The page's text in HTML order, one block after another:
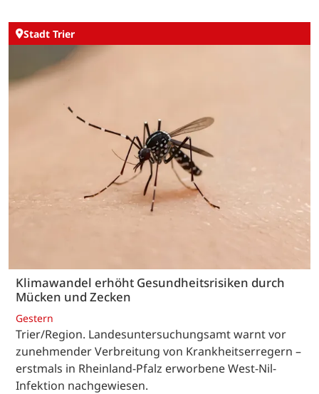
Stadt Trier
Klimawandel erhöht Gesundheitsrisiken durch
Mücken und Zecken
Gestern
Trier/Region. Landesuntersuchungsamt warnt vor
zunehmender Verbreitung von Krankheitserregern –
erstmals in Rheinland-Pfalz erworbene West-Nil-
Infektion nachgewiesen.